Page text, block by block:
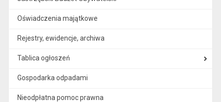
Oświadczenia majątkowe
Rejestry, ewidencje, archiwa
Tablica ogłoszeń
Gospodarka odpadami
Nieodpłatna pomoc prawna